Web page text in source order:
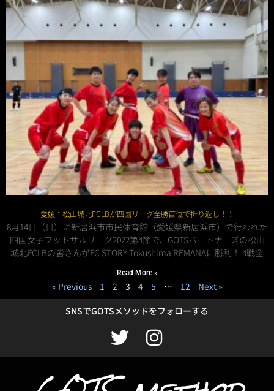
愛媛：松山城北FCLBが四国リーグ全勝首位で折り返し！！
8月14日（日）に新居浜市市民体育館（愛媛県新居浜市）で行われた
四国女子フットサルリーグ2022第4節で、GOTSパートナーズの松山
城北FCLBの皆さんがFC STORY Tokushima REMANAに勝利！ 4戦全
Read More »
« Previous 1 2 3 4 5 … 12
Next »
SNSでGOTSメソッドをフォローする
T
w
i
I
n